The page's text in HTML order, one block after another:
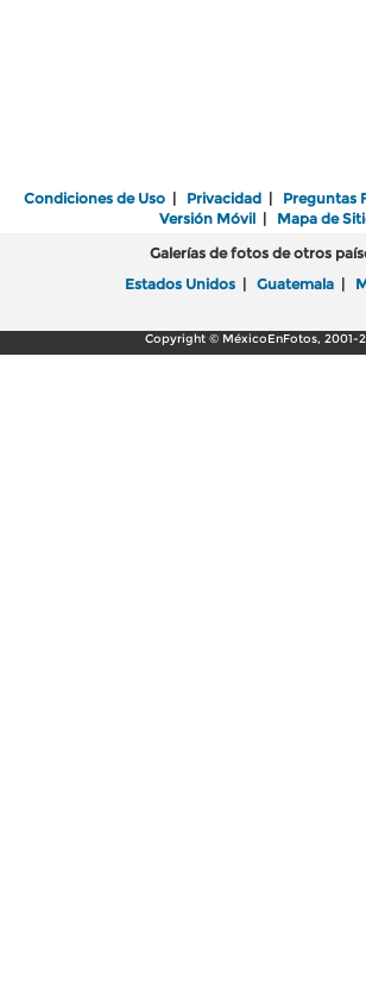
Condiciones de Uso | Privacidad | Preguntas
Versión Móvil| Mapa de
Galerías de fotos de otros
Estados Unidos | Guatemala |
Copyright © MéxicoEnFotos, 2001-